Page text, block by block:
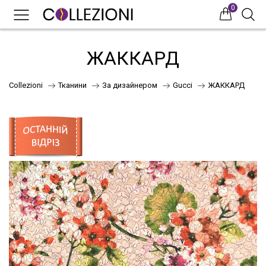
0
НОВИНКИ
ЖАККАРД
Collezioni Тканини За дизайнером Gucci ЖАККАРД